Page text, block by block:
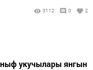
3112 0 2
укучылары янгын